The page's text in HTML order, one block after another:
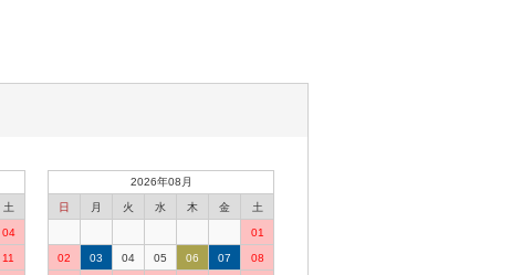
土
04
11
2026年08月
日 月 火 水 木 金 土
01
02 03 04 05 06 07 08